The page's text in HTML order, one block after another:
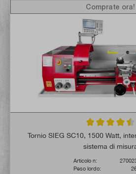
Valutazione
Tornio SIEG SC10, 1500 Watt,
sistema di
Articolo n:
Peso lordo:
Comprate ora!